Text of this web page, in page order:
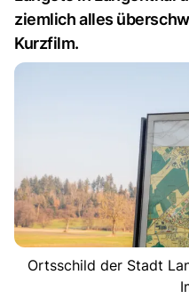
ziemlich alles
Kurzfilm.
Ortsschild der Stadt